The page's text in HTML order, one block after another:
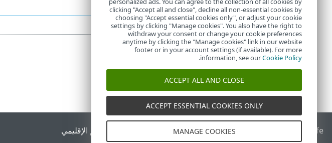
قريباً.
End of Life منتدى ESET ESET Status Portal الدعم الإقليمي
clicking "Accept all and close", decline all non-essential cookies by
choosing "Accept essential cookies only", or adjust your cookie
settings by clicking "Manage cookies". You also have the right to
withdraw your consent or change your cookie preferences
anytime by clicking the "Manage cookies" link in our website
footer or in your account settings (if available). For more
information, see ourCookie Policy
.
ACCEPT ALL AND CLOSE
ACCEPT ESSENTIAL COOKIES ONLY
MANAGE COOKIES